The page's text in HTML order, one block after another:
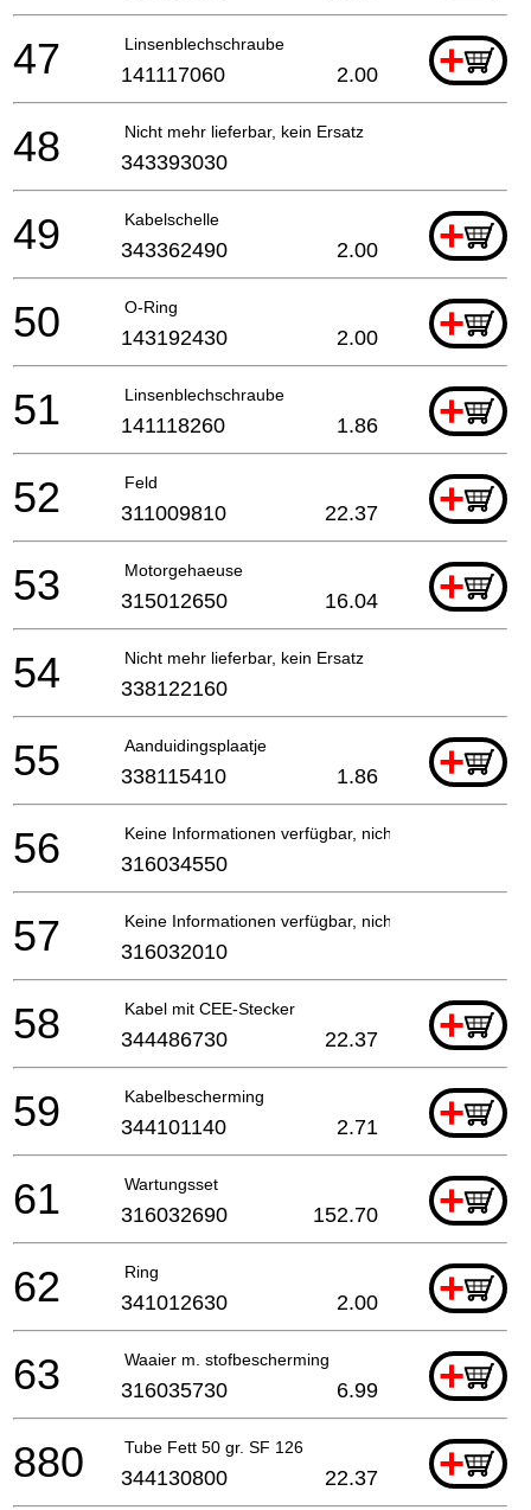
Linsenblechschraube +
47 141117060 2.00
Nicht mehr lieferbar, kein Ersatz
48 343393030
Kabelschelle +
49 343362490 2.00
O-Ring +
50 143192430 2.00
Linsenblechschraube +
51 141118260 1.86
Feld +
52 311009810 22.37
Motorgehaeuse +
53 315012650 16.04
Nicht mehr lieferbar, kein Ersatz
54 338122160
Aanduidingsplaatje +
55 338115410 1.86
Keine Informationen verfügbar, nicht bestellbar
56 316034550
Keine Informationen verfügbar, nicht bestellbar
57 316032010
Kabel mit CEE-Stecker +
58 344486730 22.37
Kabelbescherming +
59 344101140 2.71
Wartungsset +
61 316032690 152.70
Ring +
62 341012630 2.00
Waaier m. stofbescherming +
63 316035730 6.99
Tube Fett 50 gr. SF 126 +
880 344130800 22.37